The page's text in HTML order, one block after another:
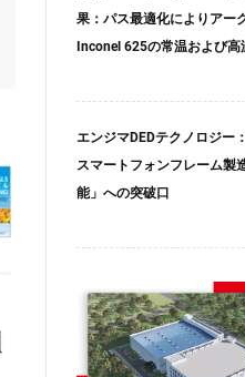
果：パス最適化によりアー
Inconel 625の常温および高
エンジマDEDテクノロジー
スマートフォンフレーム製
能」への突破口